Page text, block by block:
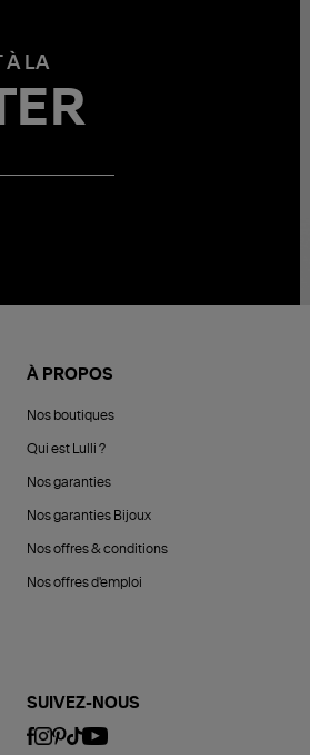
À LA
À PROPOS
Nos boutiques
Qui est Lulli ?
Nos garanties
Nos garanties Bijoux
Nos offres & conditions
Nos offres d'emploi
SUIVEZ-NOUS